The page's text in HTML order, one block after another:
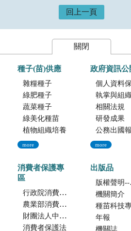
回上一頁
關閉
種子(苗)供應
雜糧種子
綠肥種子
蔬菜種子
綠美化種苗
植物組織培養
more
消費者保護專
區
行政院消費者保護會
農業部消費者保護專區
財團法人中華民國消費者文教基金會
消費者保護法
政府資訊公
個人資料保護專區
執掌與組
相關法規
研發成果
公務出國報告資訊網
more
出版品
版權聲明--本網站發表之所有文章，係為學術研究成果，不得引用於產品及食品之標示、宣傳及廣告。若不當引用，應自負法律責任。
機關簡介
種苗科技
年報
機關誌